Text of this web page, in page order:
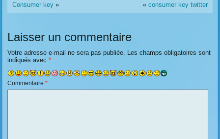
Consumer key » « consumer key twitter
Laisser un commentaire
Votre adresse e-mail ne sera pas publiée. Les champs obligatoires sont
indiqués avec*
Commentaire*